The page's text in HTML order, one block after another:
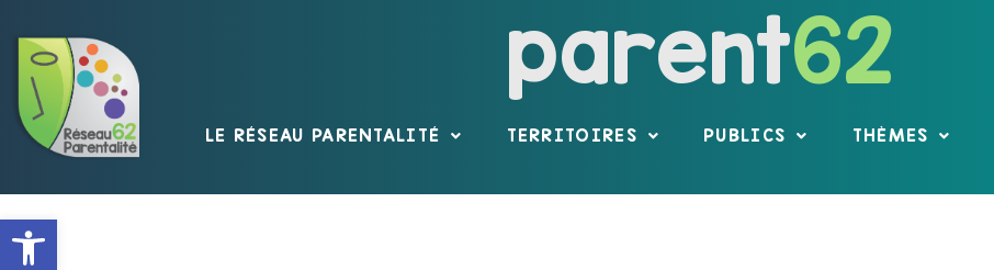
Ouvrir la barre d’outils
parent62
LE RÉSEAU PARENTALITÉ TERRITOIRES PUBLICS THÈMES